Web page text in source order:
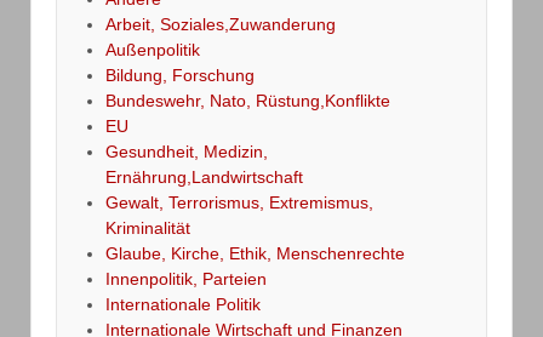
Arbeit, Soziales,Zuwanderung
Außenpolitik
Bildung, Forschung
Bundeswehr, Nato, Rüstung,Konflikte
EU
Gesundheit, Medizin,
Ernährung,Landwirtschaft
Gewalt, Terrorismus, Extremismus,
Kriminalität
Glaube, Kirche, Ethik, Menschenrechte
Innenpolitik, Parteien
Internationale Politik
Internationale Wirtschaft und Finanzen